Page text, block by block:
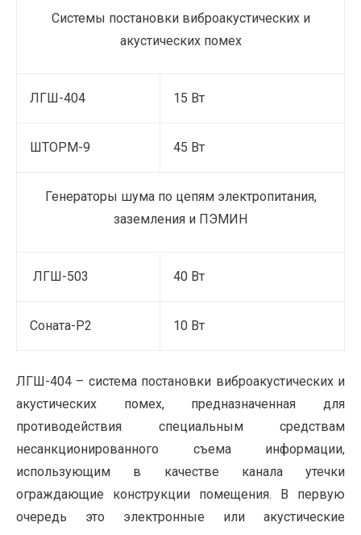
Системы постановки виброакустических и
акустических помех
ЛГШ-404 15 Вт
ШТОРМ-9 45 Вт
Генераторы шума по цепям электропитания,
заземления и ПЭМИН
ЛГШ-503 40 Вт
Соната-Р2 10 Вт
ЛГШ-404 – система постановки виброакустических и
акустических помех, предназначенная для
противодействия специальным средствам
несанкционированного съема информации,
использующим в качестве канала утечки
ограждающие конструкции помещения. В первую
очередь это электронные или акустические